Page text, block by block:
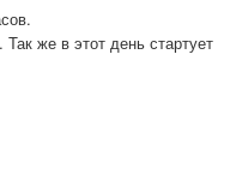
же в этот день стартует